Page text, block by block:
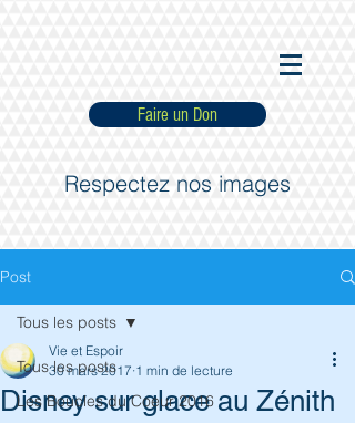
Faire un Don
Respectez nos images
Post
Tous les posts
Les Boucles du Coeur 2016
Tous les posts
Disney sur glace au Zénith
Vie et Espoir
30 mars 2017 1 min de lecture